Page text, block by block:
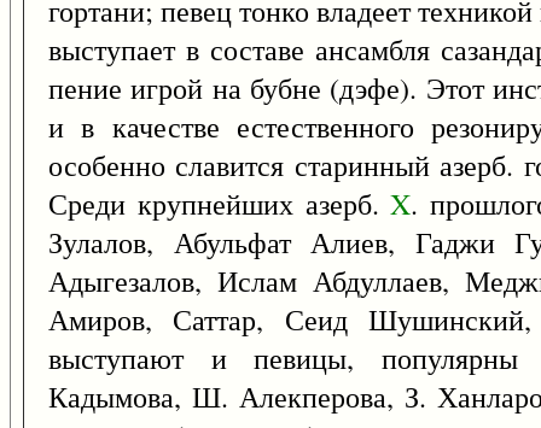
гортани; певец тонко владеет
выступает в составе ансамбля
пение игрой на бубне (дэфе). Этот
и в качестве естественного
особенно славится старинный
Среди крупнейших азерб.X.
Зулалов, Абульфат Алиев, Гаджи
Адыгезалов, Ислам Абдуллаев,
Амиров, Саттар, Сеид
выступают и певицы, популярны
Кадымова, Ш. Алекперова, З.